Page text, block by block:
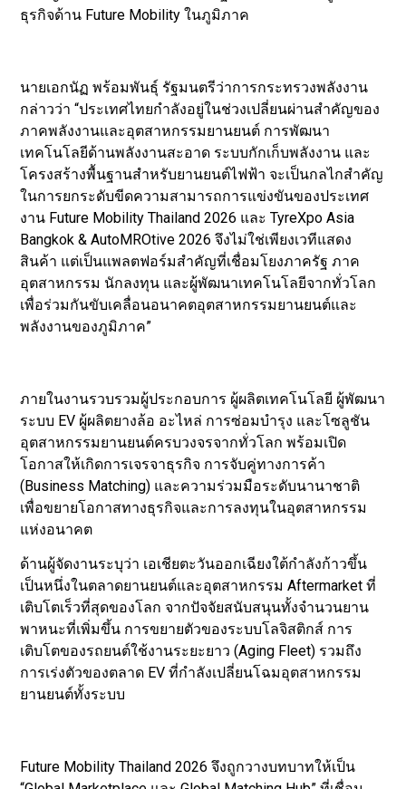
ธุรกิจด้าน Future Mobility ในภูมิภาค
นายเอกนัฏ พร้อมพันธุ์ รัฐมนตรีว่าการกระทรวงพลังงาน
กล่าวว่า “ประเทศไทยกำลังอยู่ในช่วงเปลี่ยนผ่านสำคัญของ
ภาคพลังงานและอุตสาหกรรมยานยนต์ การพัฒนา
เทคโนโลยีด้านพลังงานสะอาด ระบบกักเก็บพลังงาน และ
โครงสร้างพื้นฐานสำหรับยานยนต์ไฟฟ้า จะเป็นกลไกสำคัญ
ในการยกระดับขีดความสามารถการแข่งขันของประเทศ
งาน Future Mobility Thailand 2026 และ TyreXpo Asia
Bangkok & AutoMROtive 2026 จึงไม่ใช่เพียงเวทีแสดง
สินค้า แต่เป็นแพลตฟอร์มสำคัญที่เชื่อมโยงภาครัฐ ภาค
อุตสาหกรรม นักลงทุน และผู้พัฒนาเทคโนโลยีจากทั่วโลก
เพื่อร่วมกันขับเคลื่อนอนาคตอุตสาหกรรมยานยนต์และ
พลังงานของภูมิภาค”
ภายในงานรวบรวมผู้ประกอบการ ผู้ผลิตเทคโนโลยี ผู้พัฒนา
ระบบ EV ผู้ผลิตยางล้อ อะไหล่ การซ่อมบำรุง และโซลูชัน
อุตสาหกรรมยานยนต์ครบวงจรจากทั่วโลก พร้อมเปิด
โอกาสให้เกิดการเจรจาธุรกิจ การจับคู่ทางการค้า
(Business Matching) และความร่วมมือระดับนานาชาติ
เพื่อขยายโอกาสทางธุรกิจและการลงทุนในอุตสาหกรรม
แห่งอนาคต
ด้านผู้จัดงานระบุว่า เอเชียตะวันออกเฉียงใต้กำลังก้าวขึ้น
เป็นหนึ่งในตลาดยานยนต์และอุตสาหกรรม Aftermarket ที่
เติบโตเร็วที่สุดของโลก จากปัจจัยสนับสนุนทั้งจำนวนยาน
พาหนะที่เพิ่มขึ้น การขยายตัวของระบบโลจิสติกส์ การ
เติบโตของรถยนต์ใช้งานระยะยาว (Aging Fleet) รวมถึง
การเร่งตัวของตลาด EV ที่กำลังเปลี่ยนโฉมอุตสาหกรรม
ยานยนต์ทั้งระบบ
Future Mobility Thailand 2026 จึงถูกวางบทบาทให้เป็น